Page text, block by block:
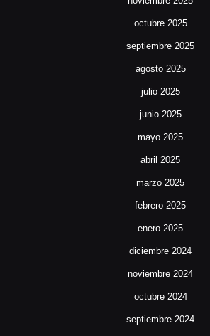
octubre 2025
septiembre 2025
agosto 2025
julio 2025
junio 2025
mayo 2025
abril 2025
marzo 2025
febrero 2025
enero 2025
diciembre 2024
noviembre 2024
octubre 2024
septiembre 2024